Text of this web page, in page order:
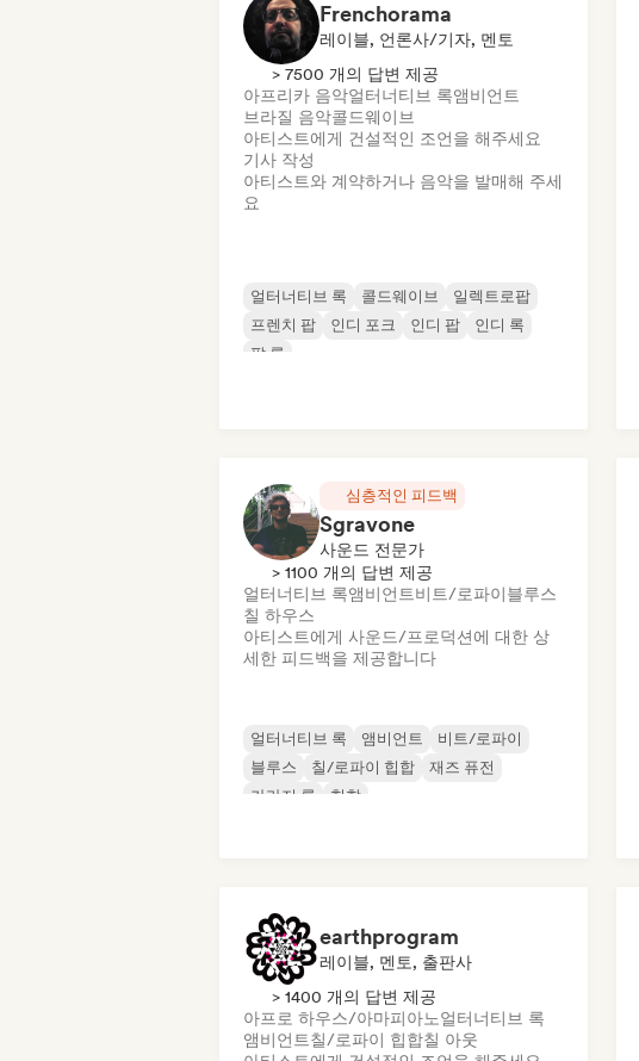
Frenchorama
레이블, 언론사/기자, 멘토
> 7500 개의 답변 제공
아프리카 음악얼터너티브 록앰비언트
브라질 음악콜드웨이브
아티스트에게 건설적인 조언을 해주세요
기사 작성
아티스트와 계약하거나 음악을 발매해 주세
요
얼터너티브 록 콜드웨이브
일렉트로팝
프렌치 팝
인디 포크 인디 팝
인디 록
팝 록
심층적인 피드백
Sgravone
사운드 전문가
> 1100 개의 답변 제공
얼터너티브 록앰비언트비트/로파이블루스
칠 하우스
아티스트에게 사운드/프로덕션에 대한 상
세한 피드백을 제공합니다
얼터너티브 록 앰비언트
비트/로파이
블루스
칠/로파이 힙합
재즈 퓨전
가라지 록
힙합
earthprogram
레이블, 멘토, 출판사
> 1400 개의 답변 제공
아프로 하우스/아마피아노얼터너티브 록
앰비언트칠/로파이 힙합칠 아웃